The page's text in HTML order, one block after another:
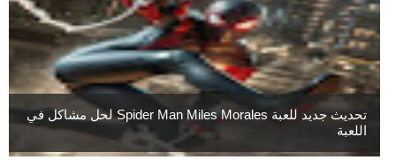
تحديث جديد للعبة Spider Man Miles Morales لحل مشاكل في
اللعبة